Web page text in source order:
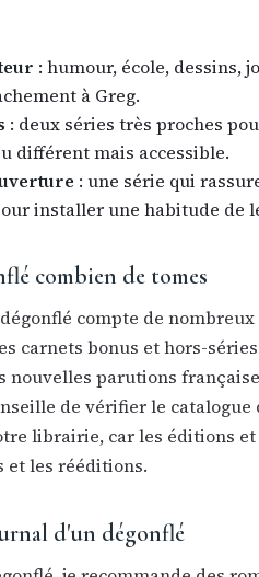
: humour, école, dessins,
à Greg.
: deux séries très proches
différent mais accessible.
: une série qui
installer une habitude de
combien de tomes
compte de
carnets bonus et hors-
nouvelles parutions
de vérifier le catalogue
librairie, car les éditions
et les rééditions.
d'un dégonflé